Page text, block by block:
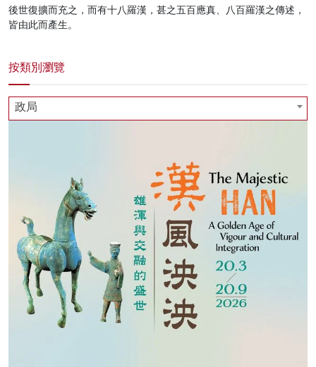
後世復擴而充之，而有十八羅漢，甚之五百應真、八百羅漢之傳述，
皆由此而產生。
按類別瀏覽
政局